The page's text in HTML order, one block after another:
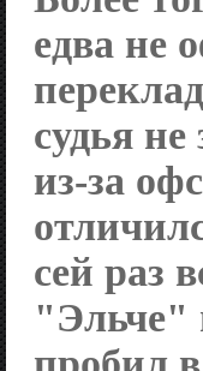
едва не
судья
из-за
сей раз
"Эльче"